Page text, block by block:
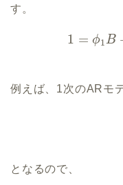
す。
1 = ϕ1B
例えば、1次のARモ
となるので、